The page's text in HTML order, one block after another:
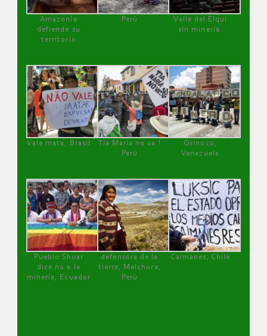
Amazonía
defiende su
territorio
Perú
Valle del Elqui
sin minería.
Vale mata, Brasil
Tía María no va !
Perú
Orinoco,
Venezuela
Pueblo Shuar
dice no a la
minería, Ecuador
defensora de la
tierra, Melchora,
Perú
Caimanes, Chile